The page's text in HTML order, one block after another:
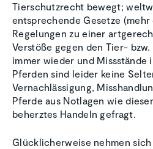
Tierschutzrecht bewegt;
entsprechende Gesetze
Regelungen zu einer
Verstöße gegen den Tier-
immer wieder und Missstände
Pferden sind leider keine
Vernachlässigung,
Pferde aus Notlagen wie
beherztes Handeln gefragt.
Glücklicherweise nehmen